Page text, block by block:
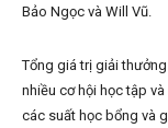
Bảo Ngọc và Will Vũ.
Tổng giá trị giải
nhiều cơ hội học tập
các suất học bổng và